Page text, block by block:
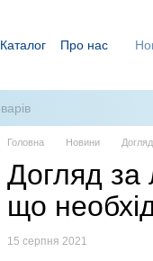
Каталог Про нас
Головна Новини
Догляд за
що
15 серпня 2021